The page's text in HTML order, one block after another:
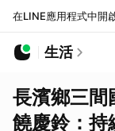
在LINE應用程式中開啟
生活
長濱鄉三
饒慶鈴：持